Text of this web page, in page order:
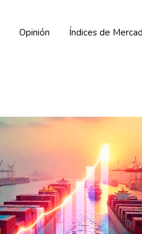
Opinión Índices de